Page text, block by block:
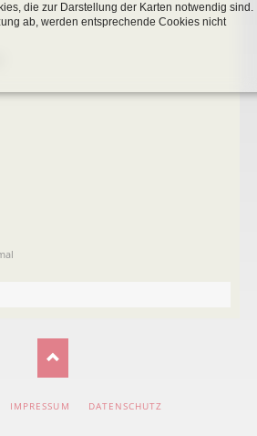
IMPRESSUM DATENSCHUTZ
die zur Darstellung der Karten notwendig sind.
ab, werden entsprechende Cookies nicht